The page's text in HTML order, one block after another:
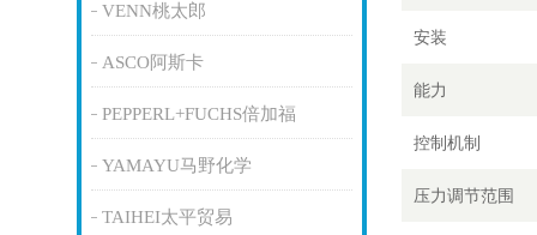
VENN桃太郎
ASCO阿斯卡
PEPPERL+FUCHS倍加福
YAMAYU马野化学
TAIHEI太平贸易
安装
能力
控制机制
压力调节范围